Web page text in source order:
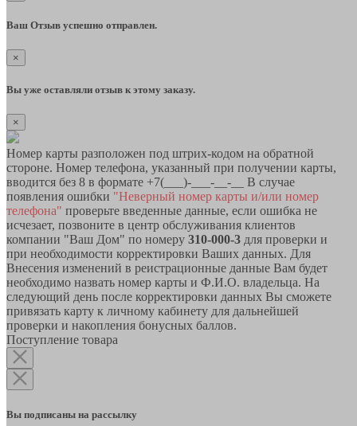
Ваш Отзыв успешно отправлен.
×
Вы уже оставляли отзыв к этому заказу.
×
Номер карты разположен под штрих-кодом на обратной
стороне. Номер телефона, указанный при получении карты,
вводится без 8 в формате +7(___)-___-__-__ В случае
появления ошибки "Неверный номер карты и/или номер
телефона" проверьте введенные данные, если ошибка не
исчезает, позвоните в центр обслуживания клиентов
компании "Ваш Дом" по номеру 310-000-3 для проверки и
при необходимости корректировки Ваших данных. Для
Внесения изменений в реистрационные данные Вам будет
необходимо назвать номер карты и Ф.И.О. владельца. На
следующий день после корректировки данных Вы сможете
привязать карту к личному кабинету для дальнейшей
проверки и накопления бонусных баллов.
Поступление товара
Вы подписаны на рассылку